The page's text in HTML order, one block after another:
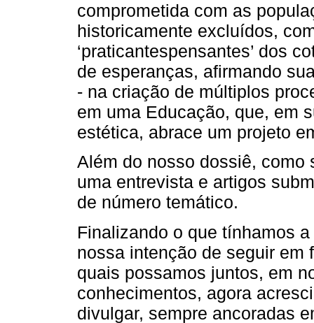
comprometida com as
historicamente excluídos,
‘praticantespensantes’ dos
de esperanças, afirmando
- na criação de múltiplos
em uma Educação, que, em
estética, abrace um projeto
Além do nosso dossiê, como
uma entrevista e artigos
de número temático.
Finalizando o que tínhamos
nossa intenção de seguir em
quais possamos juntos, em
conhecimentos, agora
divulgar, sempre ancoradas